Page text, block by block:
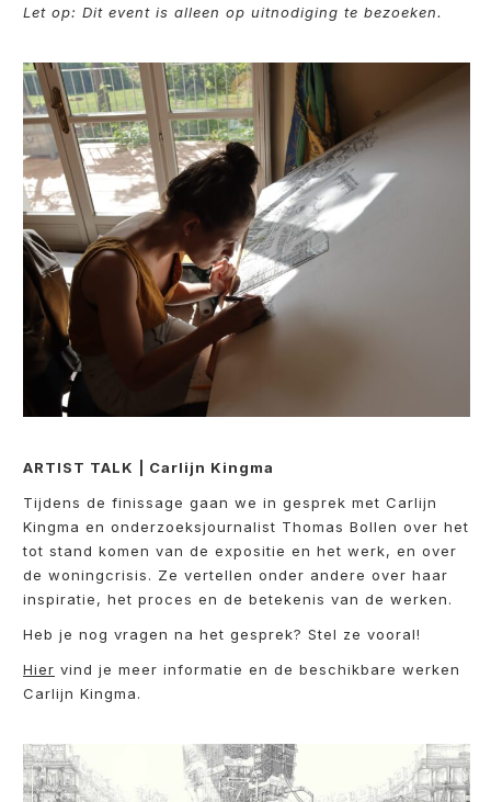
Let op: Dit event is alleen op uitnodiging te bezoeken.
ARTIST TALK | Carlijn Kingma
Tijdens de finissage gaan we in gesprek met Carlijn
Kingma en onderzoeksjournalist Thomas Bollen over het
tot stand komen van de expositie en het werk, en over
de woningcrisis. Ze vertellen onder andere over haar
inspiratie, het proces en de betekenis van de werken.
Heb je nog vragen na het gesprek? Stel ze vooral!
Hier vind je meer informatie en de beschikbare werken
Carlijn Kingma.